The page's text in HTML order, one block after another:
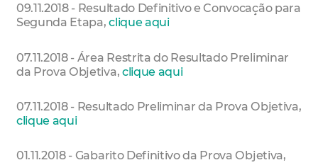
09.11.2018 - Resultado Definitivo e Convocação para
Segunda Etapa,clique aqui
07.11.2018 - Área Restrita do Resultado Preliminar
da Prova Objetiva, clique aqui
07.11.2018 - Resultado Preliminar da Prova Objetiva,
clique aqui
01.11.2018 - Gabarito Definitivo da Prova Objetiva,